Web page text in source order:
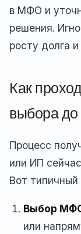
в МФО и
решения.
росту долга
Как
выбора до
Процесс
или ИП
Вот типичный
Выбор
или